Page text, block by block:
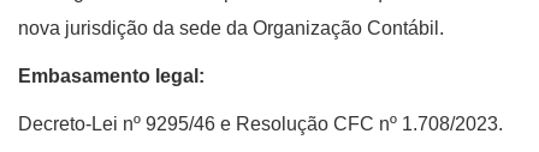
nova jurisdição da sede da Organização Contábil.
Embasamento legal:
Decreto-Lei nº 9295/46 e Resolução CFC nº 1.708/2023.